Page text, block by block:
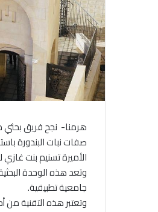
هرمنا- نجح فريق بحثي
الأميرة تسنيم بنت غازي
وتعد هذه الوحدة
جامعية تطبيقية.
وتعتبر هذه التقنية من